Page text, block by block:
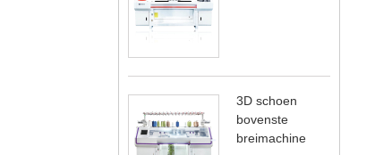
3D schoen
bovenste
breimachine